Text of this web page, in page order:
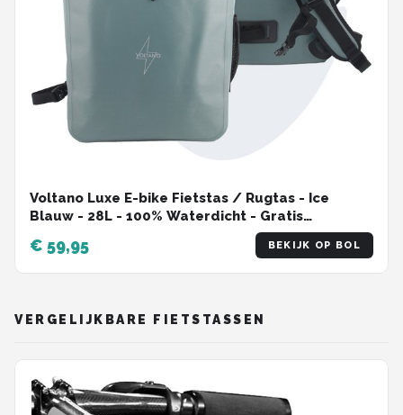
Voltano Luxe E-bike Fietstas / Rugtas - Ice
Blauw - 28L - 100% Waterdicht - Gratis
Schouderband - Met Groot Laptop Vak
€ 59,95 BEKIJK OP BOL
VERGELIJKBARE FIETSTASSEN